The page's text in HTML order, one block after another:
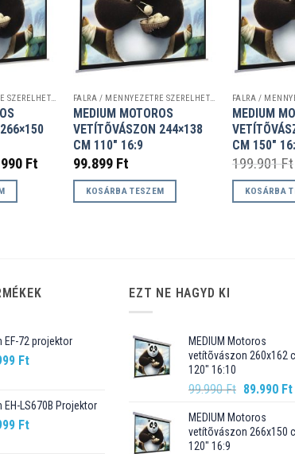
FALRA / MENNYEZETRE SZERELHETŐ VETÍTŐVÁSZNAK
Ft.
Ft Current
98.990 Ft.
FALRA / MENNYEZETRE SZERELHETŐ VETÍTŐVÁSZNAK
MEDIUM MOTOROS
VETÍTÕVÁSZON 244×138
CM 110″ 16:9
99.899 Ft
KOSÁRBA TESZEM
MEDIUM
CM 150″
199.901Ft
KOSÁRBA
EF-72 projektor
Ft
EH-LS670B Projektor
Ft
EZT NE HAGYD KI
MEDIUM Motoros
vetítõvászon 260x162
120" 16:10
99.990Ft Original
was:
99.990 Ft.
89.990 Ft
MEDIUM Motoros
vetítõvászon 266x150
120" 16:9